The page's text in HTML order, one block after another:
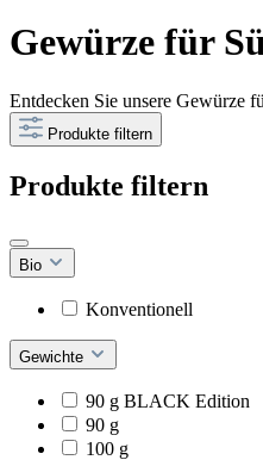
Gewürze für
Entdecken Sie unsere Gewürze
Produkte filtern
Produkte filtern
Bio
Konventionell
Gewichte
90 g BLACK Edition
90 g
100 g